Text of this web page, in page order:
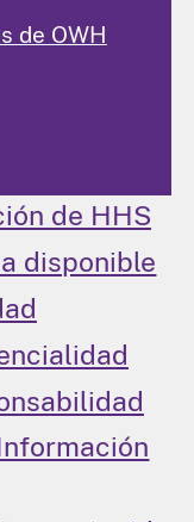
de OWH
de HHS
disponible